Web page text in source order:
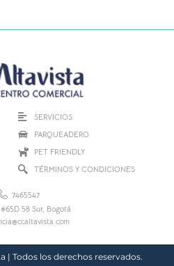
SERVICIOS
PARQUEADERO
PET FRIENDLY
TÉRMINOS Y CONDICIONES
7465547
58 Sur, Bogotá
| Todos los derechos reservados.